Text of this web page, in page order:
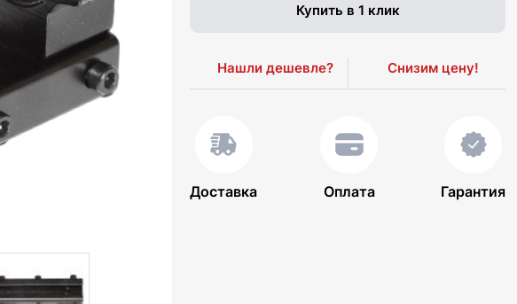
Купить в 1 клик
Нашли дешевле? Снизим цену!
Доставка Оплата Гарантия